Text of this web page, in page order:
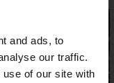
and ads, to
our traffic.
of our site with